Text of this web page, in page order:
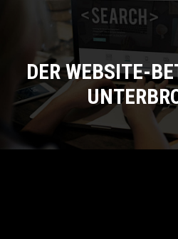
DER WEBSITE-